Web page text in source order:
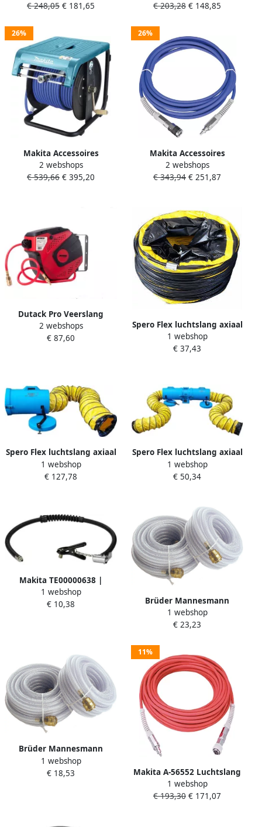
€ 248,05 € 181,65
€ 203,28 € 148,85
26%
Makita Accessoires
Luchtslang op haspel 30mtr
B-80008
2 webshops
€ 539,66 € 395,20
26%
Makita Accessoires
Luchtslang 30mtr B-80020
2 webshops
€ 343,94 € 251,87
Dutack Pro Veerslang
haspel lucht 10 m. 6 10 mm.
PUR 12 bar orion | Mtools
2 webshops
€ 87,60
Spero Flex luchtslang axiaal
ventilator | 250mm x 10Mtr
incl. slangenklem
1 webshop
€ 37,43
Spero Flex luchtslang axiaal
ventilatoren | 330mm x
7.5Mtr incl. koker SBL4001A
1 webshop
€ 127,78
Spero Flex luchtslang axiaal
ventilator | 100mm x 10Mtr
incl. slangenklem
1 webshop
€ 50,34
Makita TE00000638 |
Luchtslang M8 TE00000638
1 webshop
€ 10,38
Brüder Mannesmann
Luchtslang 15 m 15 bar
(Hobby) 1549-15
1 webshop
€ 23,23
Brüder Mannesmann
Luchtslang 10 m 15 bar
(Hobby) 1549-10
1 webshop
€ 18,53
11%
Makita A-56552 Luchtslang
15meter HP 6mm | Mtools
1 webshop
€ 193,30 € 171,07